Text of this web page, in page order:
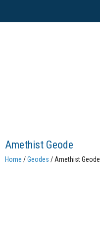
Amethist Geode
Home /Geodes / Amethist Geode